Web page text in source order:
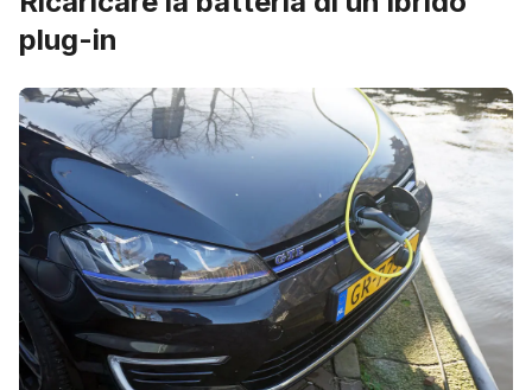
plug-in